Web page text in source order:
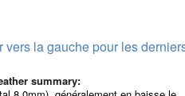
vers la gauche pour les
summary: